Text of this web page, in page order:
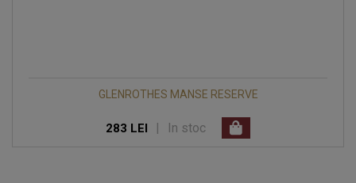
GLENROTHES MANSE RESERVE
283 LEI In stoc